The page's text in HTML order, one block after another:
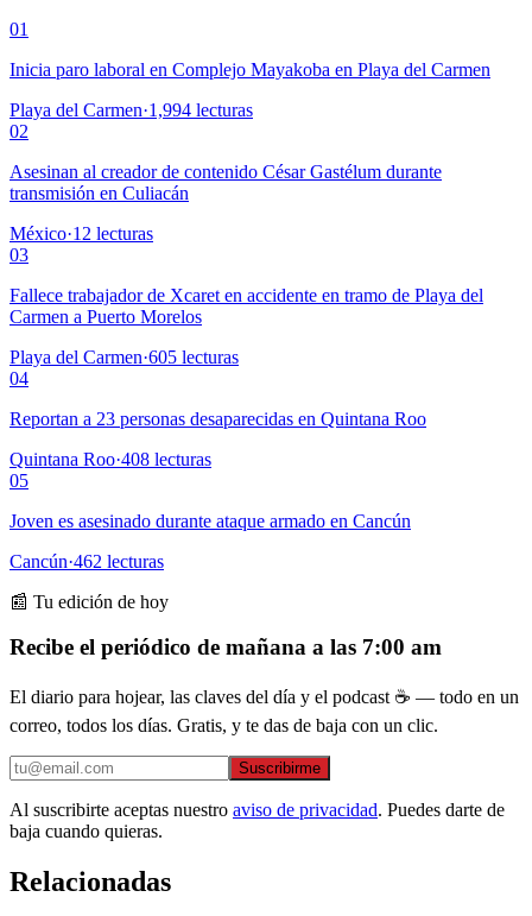
01
Inicia paro laboral en Complejo Mayakoba en Playa del Carmen
Playa del Carmen·1,994 lecturas
02
Asesinan al creador de contenido César Gastélum durante
transmisión en Culiacán
México·12 lecturas
03
Fallece trabajador de Xcaret en accidente en tramo de Playa del
Carmen a Puerto Morelos
Playa del Carmen·605 lecturas
04
Reportan a 23 personas desaparecidas en Quintana Roo
Quintana Roo·408 lecturas
05
Joven es asesinado durante ataque armado en Cancún
Cancún·462 lecturas
📰 Tu edición de hoy
Recibe el periódico de mañana a las 7:00 am
El diario para hojear, las claves del día y el podcast ☕ — todo en un
correo, todos los días. Gratis, y te das de baja con un clic.
Suscribirme
Al suscribirte aceptas nuestro aviso de privacidad. Puedes darte de
baja cuando quieras.
Relacionadas